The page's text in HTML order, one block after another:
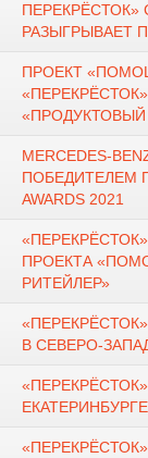
РАЗЫГРЫВАЕТ
ПРОЕКТ
«ПРОДУКТОВЫЙ
MERCEDES-
ПОБЕДИТЕЛЕМ
AWARDS 2021
ПРОЕКТА
РИТЕЙЛЕР»
В СЕВЕРО-
ЕКАТЕРИНБУРГЕ